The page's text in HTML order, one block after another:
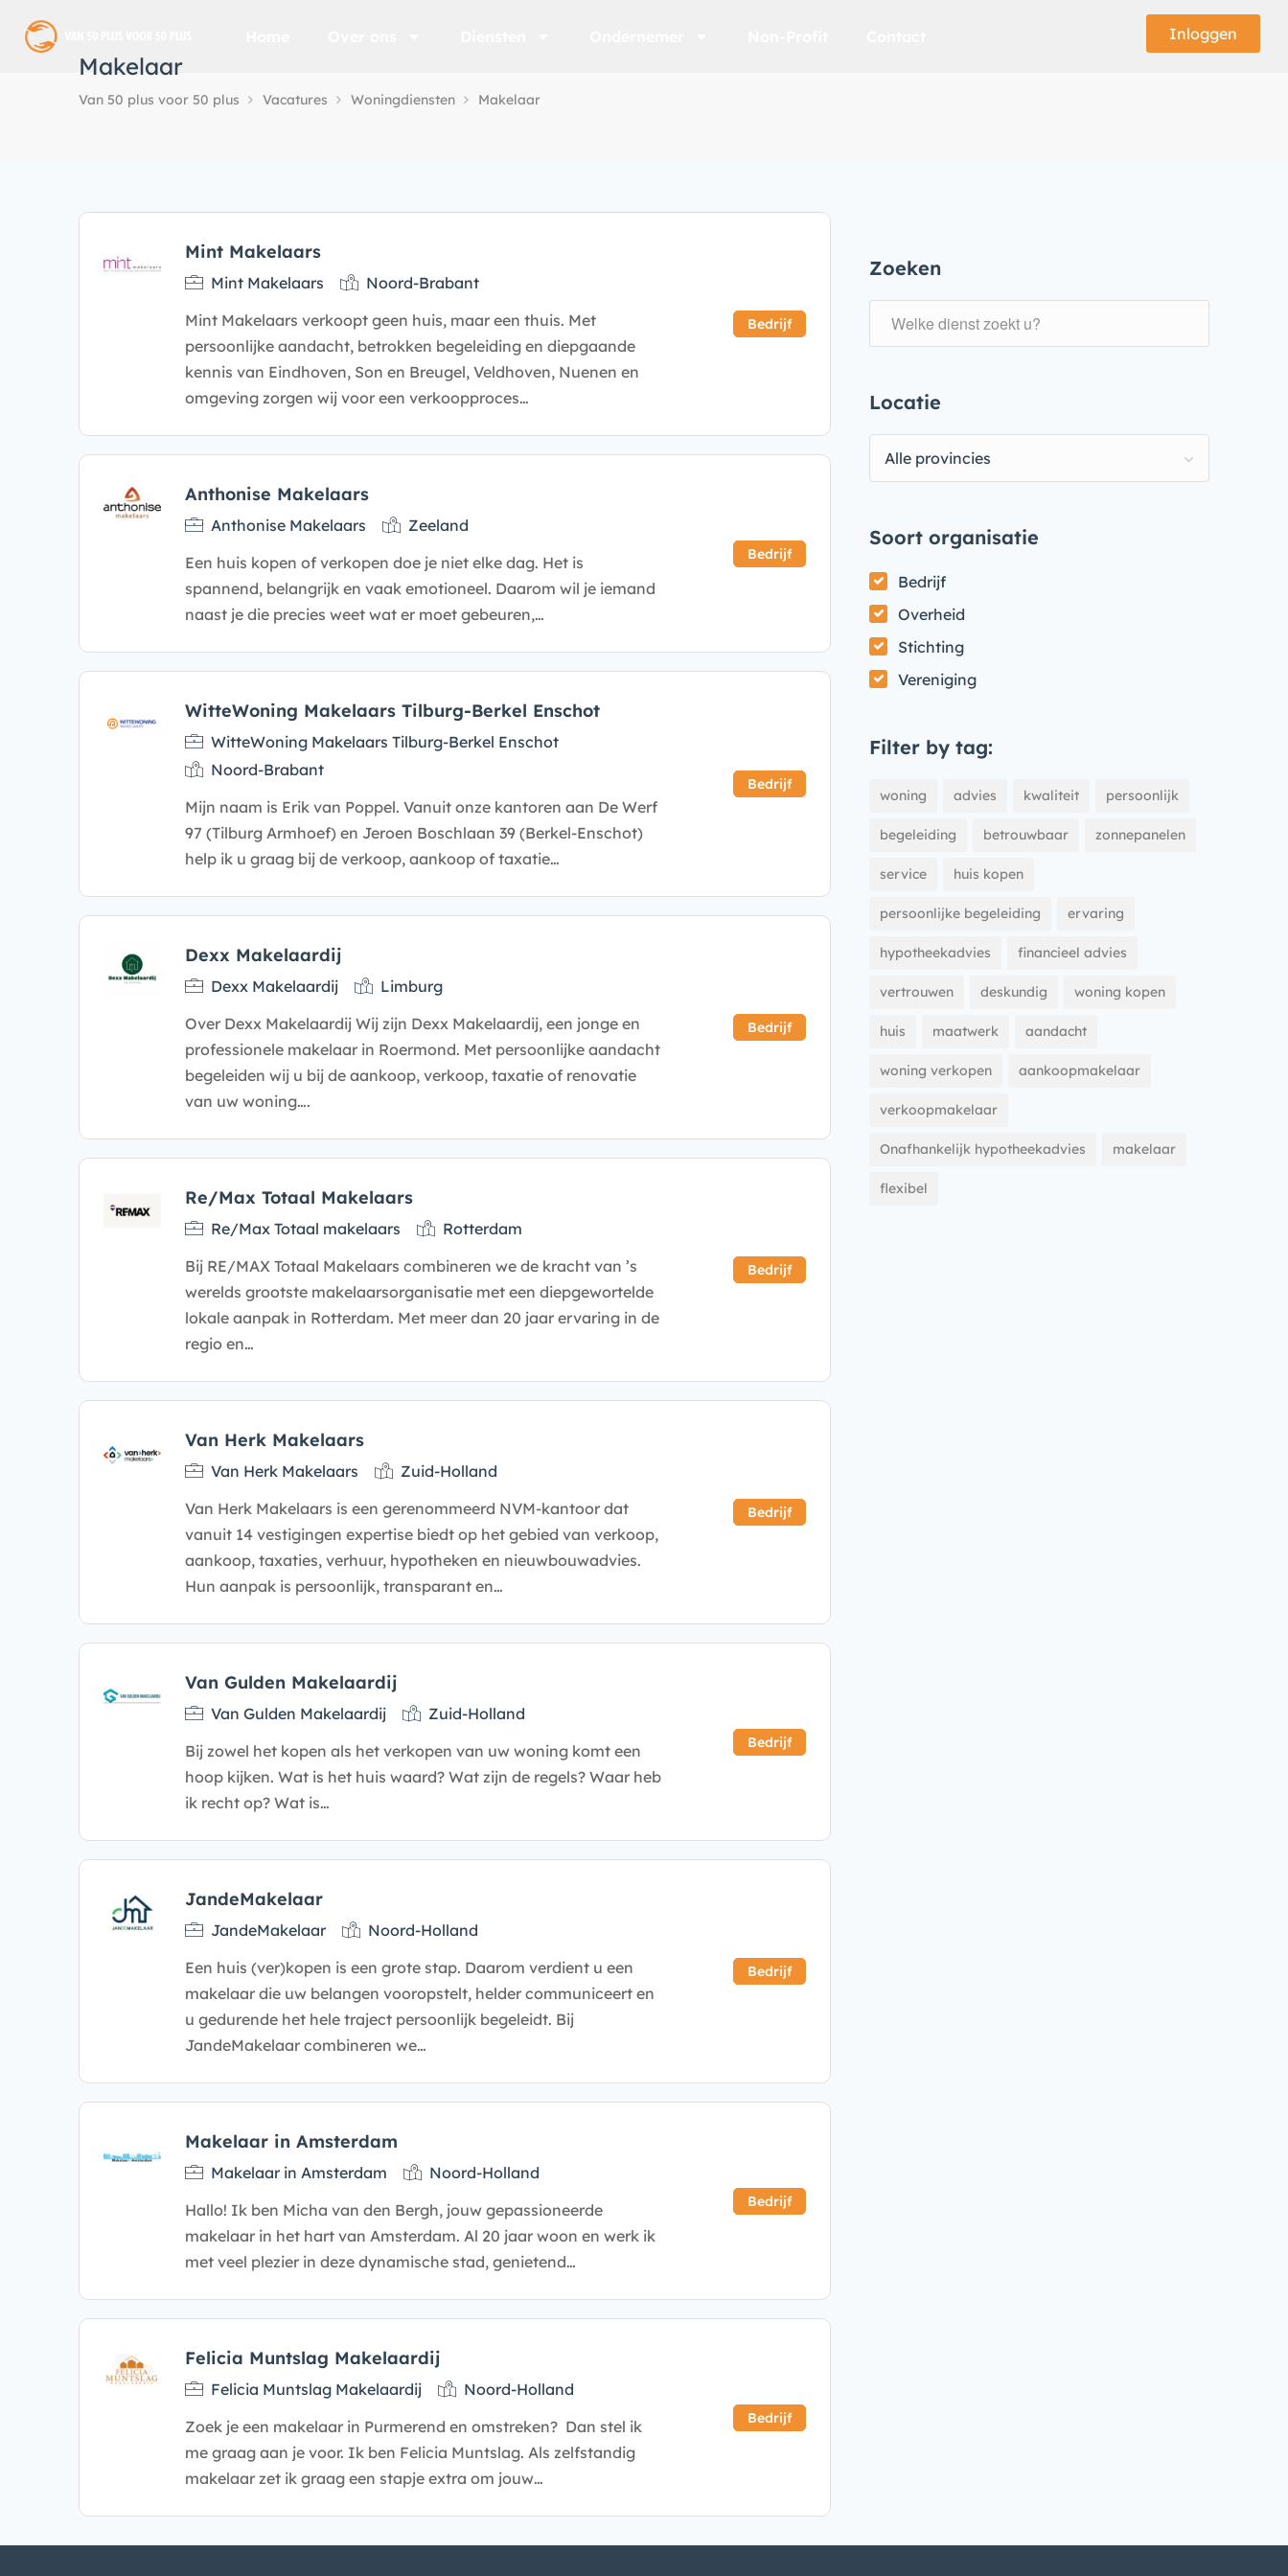
Inloggen
Makelaar
Van 50 plus voor 50 plus Vacatures Woningdiensten Makelaar
Zoeken
Locatie
Alle provincies
Soort organisatie
Bedrijf
Overheid
Stichting
Vereniging
Filter by tag:
woning advies kwaliteit persoonlijk
begeleiding betrouwbaar zonnepanelen
service huis kopen
persoonlijke begeleiding ervaring
hypotheekadvies financieel advies
vertrouwen deskundig woning kopen
huis maatwerk aandacht
woning verkopen aankoopmakelaar
verkoopmakelaar
Onafhankelijk hypotheekadvies makelaar
flexibel
Mint Makelaars
Bedrijf
Mint Makelaars
Noord-Brabant
Mint Makelaars verkoopt geen huis, maar een thuis. Met
persoonlijke aandacht, betrokken begeleiding en diepgaande
kennis van Eindhoven, Son en Breugel, Veldhoven, Nuenen en
omgeving zorgen wij voor een verkoopproces…
Anthonise Makelaars
Bedrijf
Anthonise Makelaars
Zeeland
Een huis kopen of verkopen doe je niet elke dag. Het is
spannend, belangrijk en vaak emotioneel. Daarom wil je iemand
naast je die precies weet wat er moet gebeuren,…
WitteWoning Makelaars Tilburg-Berkel Enschot
Bedrijf
WitteWoning Makelaars Tilburg-Berkel Enschot
Noord-Brabant
Mijn naam is Erik van Poppel. Vanuit onze kantoren aan De Werf
97 (Tilburg Armhoef) en Jeroen Boschlaan 39 (Berkel-Enschot)
help ik u graag bij de verkoop, aankoop of taxatie…
Dexx Makelaardij
Bedrijf
Dexx Makelaardij
Limburg
Over Dexx Makelaardij Wij zijn Dexx Makelaardij, een jonge en
professionele makelaar in Roermond. Met persoonlijke aandacht
begeleiden wij u bij de aankoop, verkoop, taxatie of renovatie
van uw woning….
Re/Max Totaal Makelaars
Bedrijf
Re/Max Totaal makelaars
Rotterdam
Bij RE/MAX Totaal Makelaars combineren we de kracht van ’s
werelds grootste makelaarsorganisatie met een diepgewortelde
lokale aanpak in Rotterdam. Met meer dan 20 jaar ervaring in de
regio en…
Van Herk Makelaars
Bedrijf
Van Herk Makelaars
Zuid-Holland
Van Herk Makelaars is een gerenommeerd NVM-kantoor dat
vanuit 14 vestigingen expertise biedt op het gebied van verkoop,
aankoop, taxaties, verhuur, hypotheken en nieuwbouwadvies.
Hun aanpak is persoonlijk, transparant en…
Van Gulden Makelaardij
Bedrijf
Van Gulden Makelaardij
Zuid-Holland
Bij zowel het kopen als het verkopen van uw woning komt een
hoop kijken. Wat is het huis waard? Wat zijn de regels? Waar heb
ik recht op? Wat is…
JandeMakelaar
Bedrijf
JandeMakelaar
Noord-Holland
Een huis (ver)kopen is een grote stap. Daarom verdient u een
makelaar die uw belangen vooropstelt, helder communiceert en
u gedurende het hele traject persoonlijk begeleidt. Bij
JandeMakelaar combineren we…
Makelaar in Amsterdam
Bedrijf
Makelaar in Amsterdam
Noord-Holland
Hallo! Ik ben Micha van den Bergh, jouw gepassioneerde
makelaar in het hart van Amsterdam. Al 20 jaar woon en werk ik
met veel plezier in deze dynamische stad, genietend…
Felicia Muntslag Makelaardij
Bedrijf
Felicia Muntslag Makelaardij
Noord-Holland
Zoek je een makelaar in Purmerend en omstreken? Dan stel ik
me graag aan je voor. Ik ben Felicia Muntslag. Als zelfstandig
makelaar zet ik graag een stapje extra om jouw…